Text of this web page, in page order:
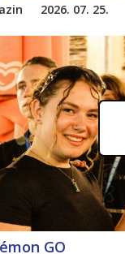
2026. 07. 25.
GO